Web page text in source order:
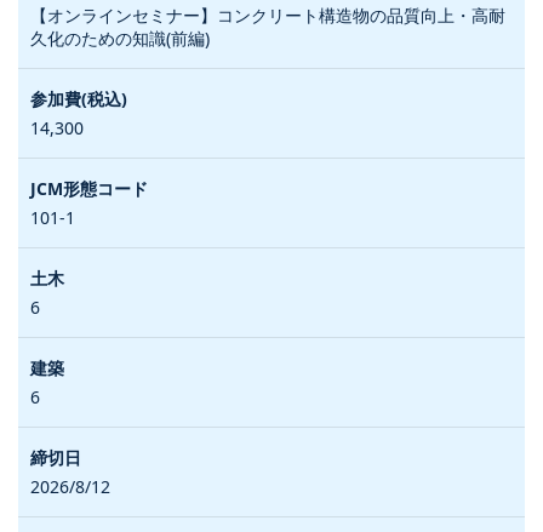
【オンラインセミナー】コンクリート構造物の品質向上・高耐
久化のための知識(前編)
14,300
101-1
6
6
2026/8/12